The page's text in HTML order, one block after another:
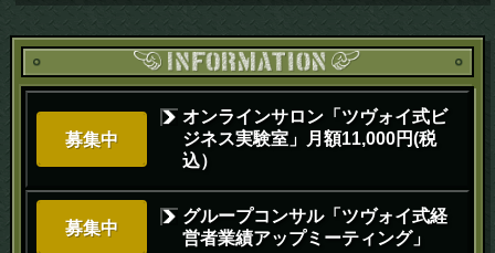
募集中
オンラインサロン「ツヴォイ式ビ
ジネス実験室」月額11,000円(税
込）
募集中
グループコンサル「ツヴォイ式経
営者業績アップミーティング」